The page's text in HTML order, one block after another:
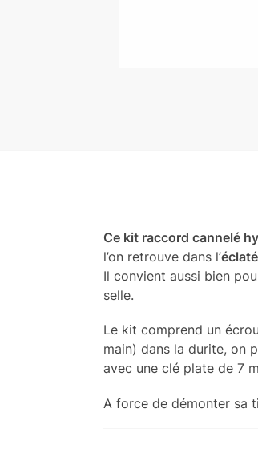
Ce kit raccord cannelé
l’on retrouve dans l’
Il convient aussi bien
selle.
Le kit comprend un
main) dans la durite, on
avec une clé plate de 7
A force de démonter sa